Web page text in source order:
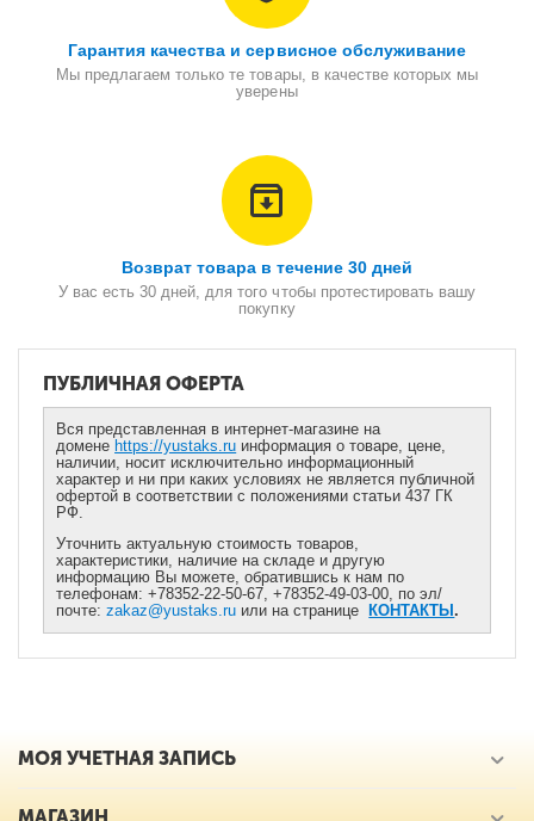
Гарантия качества и сервисное обслуживание
Мы предлагаем только те товары, в качестве которых мы
уверены
Возврат товара в течение 30 дней
У вас есть 30 дней, для того чтобы протестировать вашу
покупку
ПУБЛИЧНАЯ ОФЕРТА
Вся представленная в интернет-магазине на
домене https://yustaks.ru информация о товаре, цене,
наличии, носит исключительно информационный
характер и ни при каких условиях не является публичной
офертой в соответствии с положениями статьи 437 ГК
РФ.
Уточнить актуальную стоимость товаров,
характеристики, наличие на складе и другую
информацию Вы можете, обратившись к нам по
телефонам: +78352-22-50-67, +78352-49-03-00, по эл/
почте:zakaz@yustaks.ru или на странице КОНТАКТЫ.
МОЯ УЧЕТНАЯ ЗАПИСЬ